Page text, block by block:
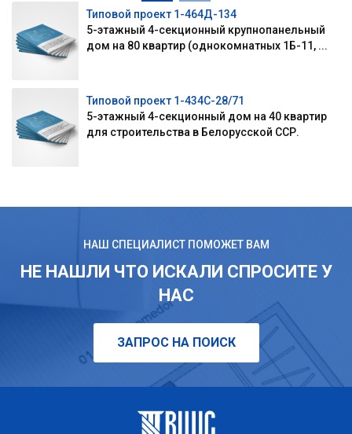
Типовой проект 1-464Д-134
5-этажный 4-секционный крупнопанельный
дом на 80 квартир (однокомнатных 1Б-11, ...
Типовой проект 1-434С-28/71
5-этажный 4-секционный дом на 40 квартир
для строительства в Белорусской ССР.
НАШ СПЕЦИАЛИСТ ПОМОЖЕТ ВАМ
НЕ НАШЛИ ЧТО ИСКАЛИ СПРОСИТЕ У
НАС
ЗАПРОС НА ПОИСК